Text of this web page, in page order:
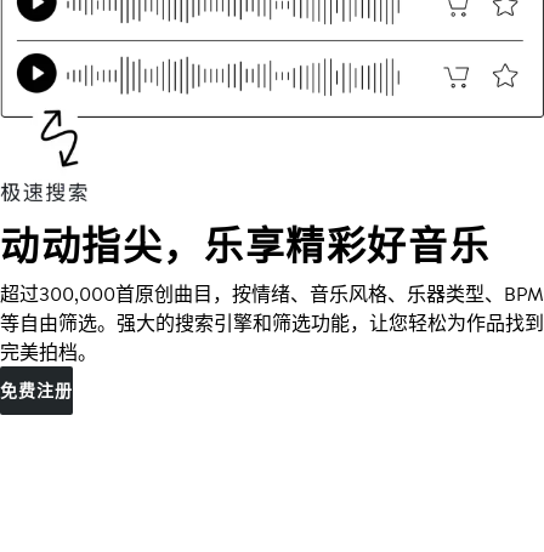
动动指尖，乐享精彩好音乐
超过300,000首原创曲目，按情绪、音乐风格、乐器类型、BPM
等自由筛选。强大的搜索引擎和筛选功能，让您轻松为作品找到
完美拍档。
免费注册